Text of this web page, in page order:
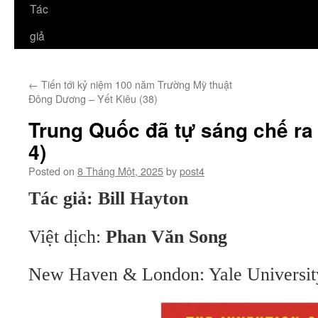
Tác
giả
← Tiến tới kỷ niệm 100 năm Trường Mỹ thuật
Đông Dương – Yết Kiêu (38)
Trung Quốc đã tự sáng chế
4)
Posted on 8 Tháng Một, 2025bypost4
Tác giả: Bill Hayton
Việt dịch: Phan Văn Song
New Haven & London: Yale